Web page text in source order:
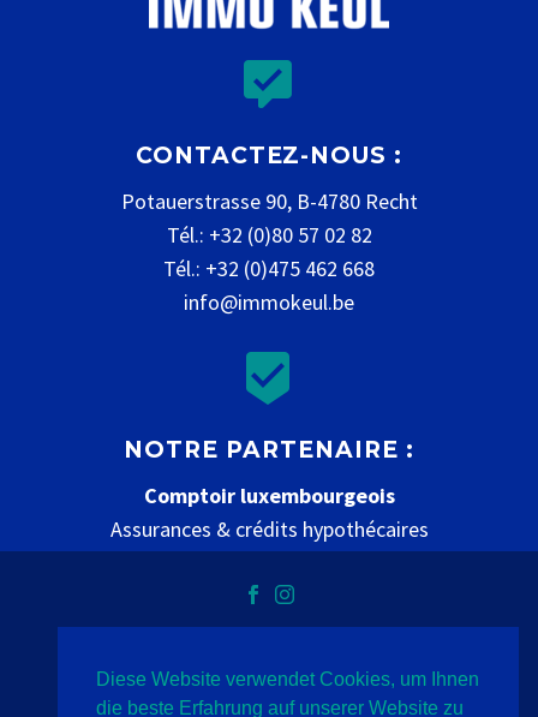


CONTACTEZ-NOUS :
Potauerstrasse 90, B-4780 Recht
Tél.: +32 (0)80 57 02 82
Tél.: +32 (0)475 462 668
info@immokeul.be


NOTRE PARTENAIRE :
Comptoir luxembourgeois
Assurances & crédits hypothécaires
Datenschutz Impressum Kontakt
Diese Website verwendet Cookies, um Ihnen
die beste Erfahrung auf unserer Website zu